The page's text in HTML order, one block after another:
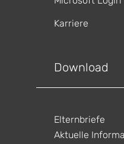
Karriere
Download
Elternbriefe
Aktuelle